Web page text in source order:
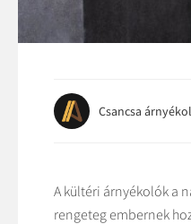
Csancsa
A kültéri árnyékolók a
rengeteg embernek